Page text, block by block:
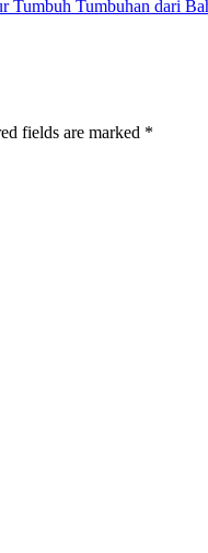
Tumbuh Tumbuhan dari
fields are marked *